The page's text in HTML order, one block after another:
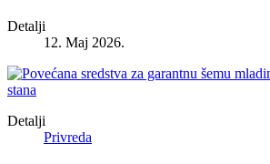
Detalji
12. Maj 2026.
Detalji
Privreda